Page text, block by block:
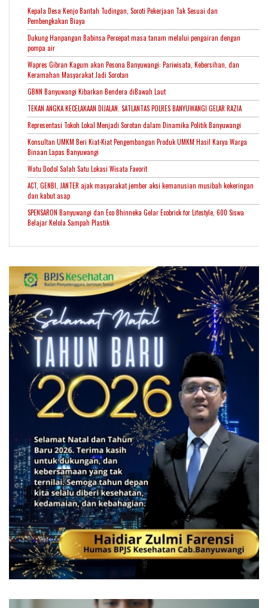
Kepala Desa Kenjo Bantah Tudingan, Soroti Pekerjaan Tak Sesuai dan
Pembengkakan Biaya
Dukung Hanpangan Babinsa Percepat masa tanam melalui pengairan dengan
pompa air
Wapres Gibran Kagum akan Pesona Banyuwangi: Pariwisata, Kebersihan, dan
Keramahan Masyarakat Jadi Sorotan
GBNN Banyuwangi Kibarkan Bendera diBawah Laut
TEKAN ANGKA KECELAKAAN DIJALAN. SATLANTAS POLRES BANYUWANGI GELAR RAZIA
Representasi Tokoh Lokal Menjadi Sorotan dalam Dinamika Politik Banyuwangi
Konsultan UMKM Beri Kiat-Kiat Pengembangan Produk UMKM Hasil Karya Warga
Binaan Lapas Banyuwangi
Watu Dodol Salah Satu Lokasi Wisata Favorit
ACT, GENBI, JANTER ajak masyarakat jember aksi kemanusian musibah kekeringan
dan kabut asap
SPENSARON Banyuwangi dan Eco Bhinneka Gelar Ecobrick for Lifestyle, 600 Siswa
Belajar Kelola Sampah Plastik